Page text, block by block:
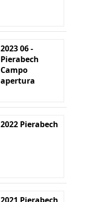
2023 06 -
Pierabech
Campo
apertura
2022 Pierabech